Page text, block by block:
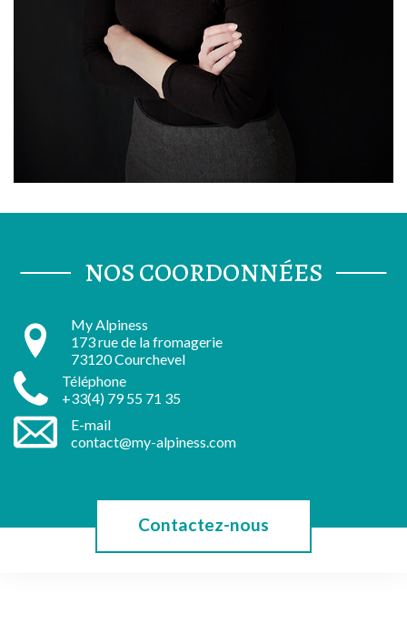
NOS COORDONNÉES
My Alpiness
173 rue de la fromagerie
73120 Courchevel
Téléphone
+33(4) 79 55 71 35
E-mail
contact@my-alpiness.com
Contactez-nous